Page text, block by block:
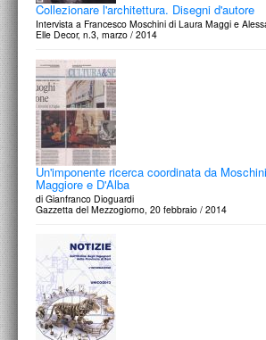
Collezionare l'architettura. Disegni d'autore
Intervista a Francesco Moschini di Laura Maggi e
Elle Decor, n.3, marzo / 2014
Un'imponente ricerca coordinata da
Maggiore e D'Alba
di Gianfranco Dioguardi
Gazzetta del Mezzogiorno, 20 febbraio / 2014